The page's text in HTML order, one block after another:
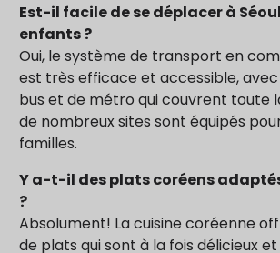
Est-il facile de se déplacer à
enfants ?
Oui, le système de transport en
est très efficace et accessible,
bus et de métro qui couvrent toute
de nombreux sites sont équipés
familles.
Y a-t-il des plats coréens
?
Absolument! La cuisine coréenne
de plats qui sont à la fois délicieux